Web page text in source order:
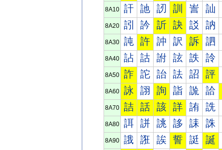
8A10 訐 訑 訒 訓 訔 訕
8A20 訠 訡 訢 訣 訤 訥
8A30 訰 許 訲 訳 訴 訵
8A40 詀 詁 詂 詃 詄 詅
8A50 詐 詑 詒 詓 詔 評
8A60 詠 詡 詢 詣 詤 詥
8A70 詰 話 該 詳 詴 詵
8A80 誀 誁 誂 誃 誄 誅
8A90 誐 誑 誒 誓 誔 誕